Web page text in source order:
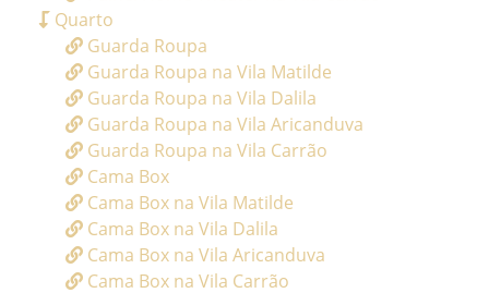
Quarto
Guarda Roupa
Guarda Roupa na Vila Matilde
Guarda Roupa na Vila Dalila
Guarda Roupa na Vila Aricanduva
Guarda Roupa na Vila Carrão
Cama Box
Cama Box na Vila Matilde
Cama Box na Vila Dalila
Cama Box na Vila Aricanduva
Cama Box na Vila Carrão